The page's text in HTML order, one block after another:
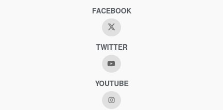
FACEBOOK
TWITTER
YOUTUBE